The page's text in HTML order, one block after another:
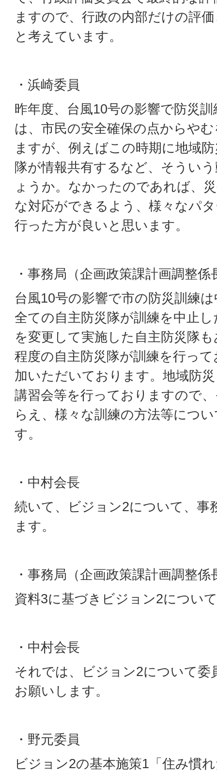
ますので、行政の内部だけの評
と考えています。
・浜崎委員
昨年度、台風10号の影響で防災
は、市民の安全確保の点からや
ますが、例えばこの時期に地域
隊が情報共有するなど、そうい
ょうか。なかったのであれば、
な対応ができるよう、様々なパ
行った方が良いと思います。
・事務局（企画政策課計画調整係
台風10号の影響で市の防災訓練
全ての自主防災隊が訓練を中止
を変更して実施した自主防災隊
程度の自主防災隊が訓練を行っ
加いただいております。地域防
講習会等を行っておりますので
らえ、様々な訓練の方法等につ
す。
・中村会長
続いて、ビジョン2について、事
ます。
・事務局（企画政策課計画調整係
資料3に基づきビジョン2につい
・中村会長
それでは、ビジョン2について委
お願いします。
・野元委員
ビジョン2の基本施策1「住み慣